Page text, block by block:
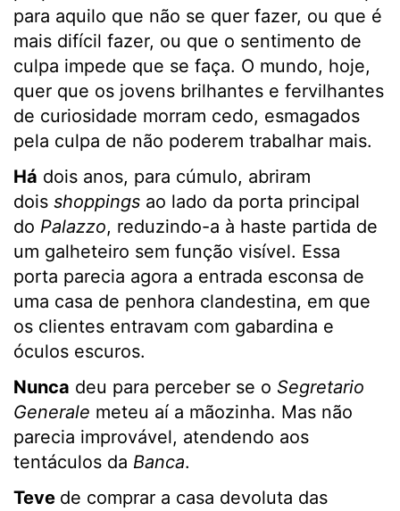
para aquilo que não se quer fazer, ou que é
mais difícil fazer, ou que o sentimento de
culpa impede que se faça. O mundo, hoje,
quer que os jovens brilhantes e fervilhantes
de curiosidade morram cedo, esmagados
pela culpa de não poderem trabalhar mais.
Há dois anos, para cúmulo, abriram
dois shoppings ao lado da porta principal
do Palazzo, reduzindo-a à haste partida de
um galheteiro sem função visível. Essa
porta parecia agora a entrada esconsa de
uma casa de penhora clandestina, em que
os clientes entravam com gabardina e
óculos escuros.
Nunca deu para perceber se o Segretario
Generale meteu aí a mãozinha. Mas não
parecia improvável, atendendo aos
tentáculos da Banca.
Teve de comprar a casa devoluta das